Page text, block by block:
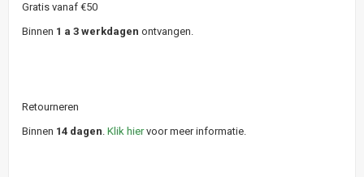
Gratis vanaf €50
Binnen 1 a 3 werkdagen ontvangen.
Retourneren
Binnen 14 dagen. Klik hiervoor meer informatie.